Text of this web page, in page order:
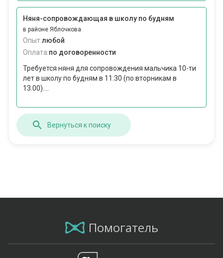
Няня-сопровождающая в школу по будням
в районе Яблочкова
Опыт:любой
Оплата:по договоренности
Требуется няня для сопровождения мальчика 10-ти
лет в школу по будням в 11:30 (по вторникам в
13:00)....
Вернуться к поиску
Помогатель